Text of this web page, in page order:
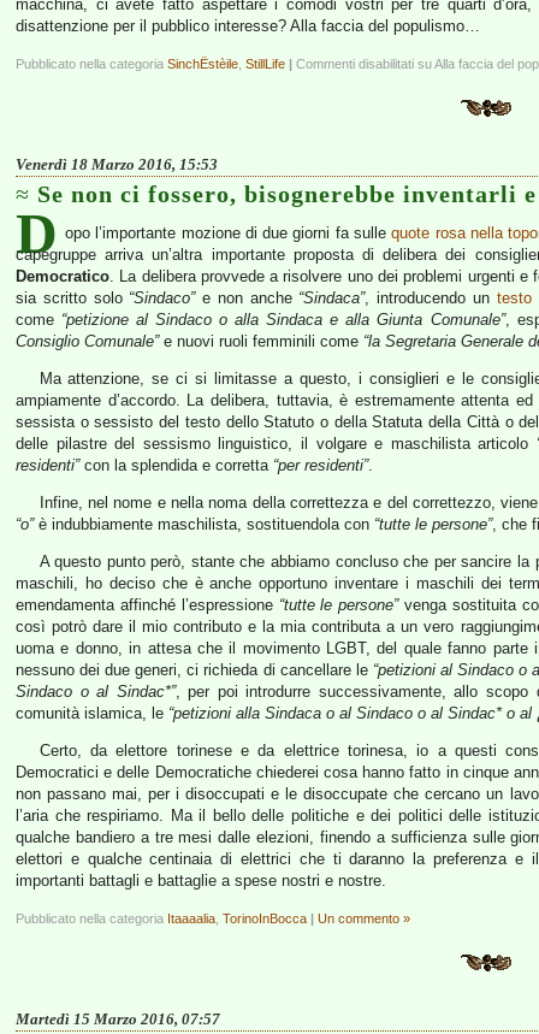
macchina, ci avete fatto aspettare i comodi vostri per tre quarti
disattenzione per il pubblico interesse? Alla faccia del populismo…
Pubblicato nella categoria SinchËstèile StillLife | Commenti disabilitati su Alla faccia del
Venerdì 18 Marzo 2016, 15:53
Se non ci fossero, bisognerebbe inventarli
D opo l’importante mozione di due giorni fa sullequote rosa nella
capegruppe arriva un’altra importante proposta di delibera dei
Democratico. La delibera provvede a risolvere uno dei problemi urgenti
sia scritto solo “Sindaco”e non anche “Sindaca”, introducendo un testo
come “petizione al Sindaco o alla Sindaca e alla Giunta Comunale”,
Consiglio Comunale”e nuovi ruoli femminili come “la Segretaria Generale
Ma attenzione, se ci si limitasse a questo, i consiglieri e le
ampiamente d’accordo. La delibera, tuttavia, è estremamente attenta
sessista o sessisto del testo dello Statuto o della Statuta della Città o
delle pilastre del sessismo linguistico, il volgare e maschilista articolo
residenti”con la splendida e corretta “per residenti”.
Infine, nel nome e nella noma della correttezza e del correttezzo,
“o”è indubbiamente maschilista, sostituendola con “tutte le persone”, che
A questo punto però, stante che abbiamo concluso che per sancire
maschili, ho deciso che è anche opportuno inventare i maschili dei
emendamenta affinché l’espressione “tutte le persone”venga sostituita
così potrò dare il mio contributo e la mia contributa a un vero
uoma e donno, in attesa che il movimento LGBT, del quale fanno
nessuno dei due generi, ci richieda di cancellare le “petizioni al Sindaco o
Sindaco o al Sindac*”, per poi introdurre successivamente, allo scopo
comunità islamica, le “petizioni alla Sindaca o al Sindaco o al Sindac* o al
Certo, da elettore torinese e da elettrice torinesa, io a questi
Democratici e delle Democratiche chiederei cosa hanno fatto in cinque
non passano mai, per i disoccupati e le disoccupate che cercano un
l’aria che respiriamo. Ma il bello delle politiche e dei politici delle
qualche bandiero a tre mesi dalle elezioni, finendo a sufficienza sulle
elettori e qualche centinaia di elettrici che ti daranno la preferenza e
importanti battagli e battaglie a spese nostri e nostre.
Pubblicato nella categoria Itaaaalia TorinoInBocca | Un commento »
Martedì 15 Marzo 2016, 07:57